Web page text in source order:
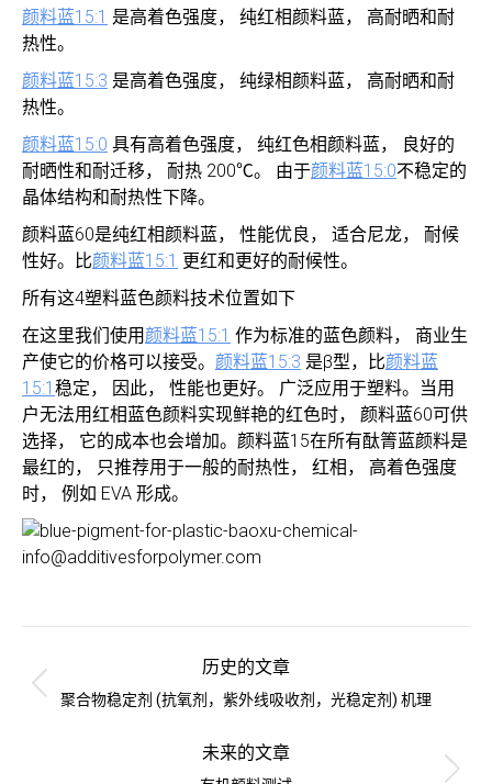
颜料蓝15:1 是高着色强度， 纯红相颜料蓝， 高耐晒和耐
热性。
颜料蓝15:3 是高着色强度， 纯绿相颜料蓝， 高耐晒和耐
热性。
颜料蓝15:0 具有高着色强度， 纯红色相颜料蓝， 良好的
耐晒性和耐迁移， 耐热 200℃。 由于颜料蓝15:0不稳定的
晶体结构和耐热性下降。
颜料蓝60是纯红相颜料蓝， 性能优良， 适合尼龙， 耐候
性好。比颜料蓝15:1 更红和更好的耐候性。
所有这4塑料蓝色颜料技术位置如下
在这里我们使用 颜料蓝15:1 作为标准的蓝色颜料， 商业生
产使它的价格可以接受。 颜料蓝15:3 是β型，比颜料蓝
15:1 稳定， 因此， 性能也更好。 广泛应用于塑料。当用
户无法用红相蓝色颜料实现鲜艳的红色时， 颜料蓝60可供
选择， 它的成本也会增加。颜料蓝15在所有酞箐蓝颜料是
最红的， 只推荐用于一般的耐热性， 红相， 高着色强度
时， 例如 EVA 形成。
导
历史的文章
历
的
文
聚合物稳定剂 (抗氧剂，紫外线吸收剂，光稳定剂) 机理
未来的文章